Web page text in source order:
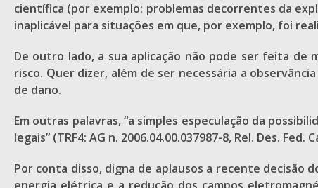
científica (por exemplo: problemas decorrentes da
inaplicável para situações em que, por exemplo, foi
De outro lado, a sua aplicação não pode ser feita de
risco. Quer dizer, além de ser necessária a
de dano.
Em outras palavras, “a simples especulação da
legais” (TRF4: AG n. 2006.04.00.037987-8, Rel. Des.
Por conta disso, digna de aplausos a recente decisão